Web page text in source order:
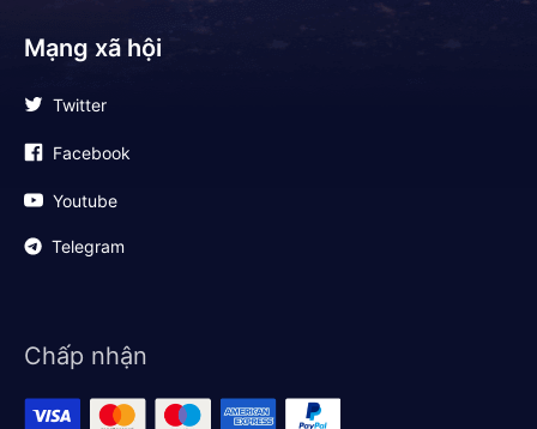
Mạng xã hội
Twitter
Facebook
Youtube
Telegram
Chấp nhận